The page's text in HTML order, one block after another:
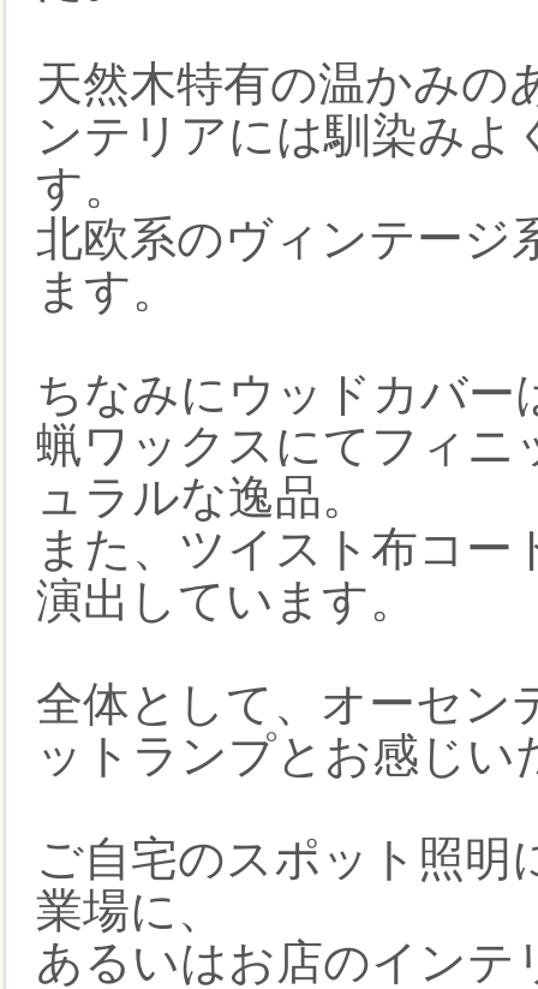
天然木特有の温かみの
ンテリアには馴染みよ
す。
北欧系のヴィンテージ
ます。
ちなみにウッドカバー
蝋ワックスにてフィニ
ュラルな逸品。
また、ツイスト布コ
演出しています。
全体として、オーセン
ットランプとお感じ
ご自宅のスポット照明
業場に、
あるいはお店のインテ